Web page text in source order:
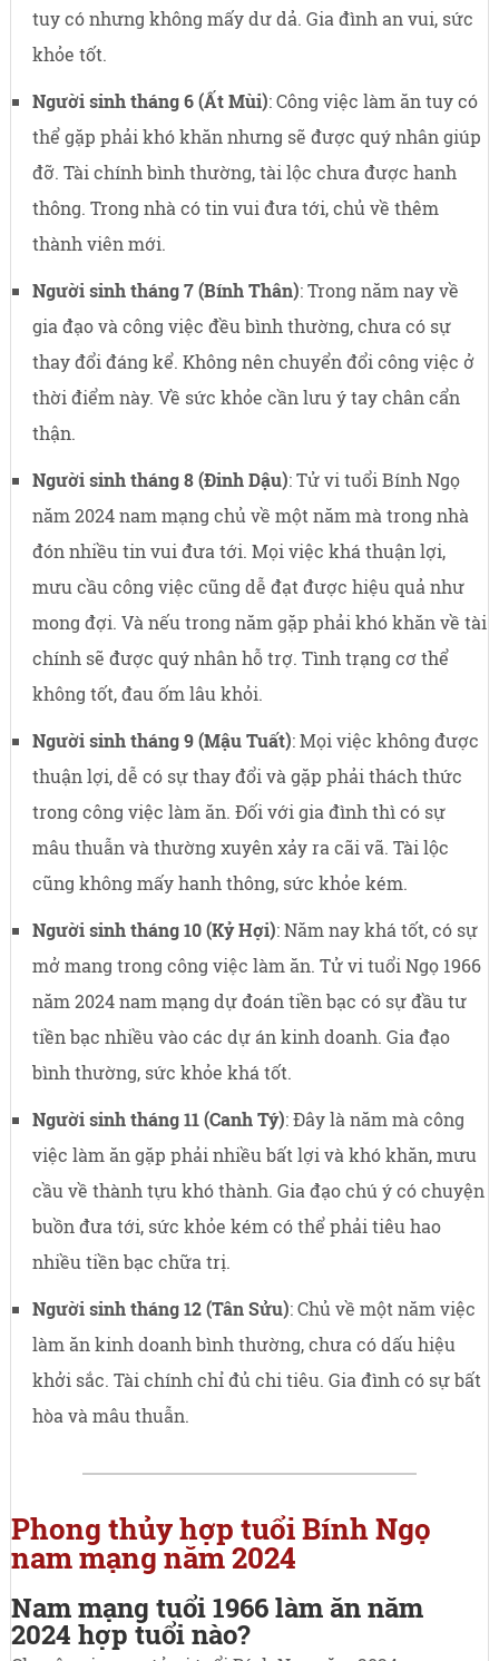
tuy có nhưng không mấy dư dả. Gia đình an vui, sức
khỏe tốt.
Người sinh tháng 6 (Ất Mùi): Công việc làm ăn tuy có
thể gặp phải khó khăn nhưng sẽ được quý nhân giúp
đỡ. Tài chính bình thường, tài lộc chưa được hanh
thông. Trong nhà có tin vui đưa tới, chủ về thêm
thành viên mới.
Người sinh tháng 7 (Bính Thân): Trong năm nay về
gia đạo và công việc đều bình thường, chưa có sự
thay đổi đáng kể. Không nên chuyển đổi công việc ở
thời điểm này. Về sức khỏe cần lưu ý tay chân cẩn
thận.
Người sinh tháng 8 (Đinh Dậu): Tử vi tuổi Bính Ngọ
năm 2024 nam mạng chủ về một năm mà trong nhà
đón nhiều tin vui đưa tới. Mọi việc khá thuận lợi,
mưu cầu công việc cũng dễ đạt được hiệu quả như
mong đợi. Và nếu trong năm gặp phải khó khăn về tài
chính sẽ được quý nhân hỗ trợ. Tình trạng cơ thể
không tốt, đau ốm lâu khỏi.
Người sinh tháng 9 (Mậu Tuất): Mọi việc không được
thuận lợi, dễ có sự thay đổi và gặp phải thách thức
trong công việc làm ăn. Đối với gia đình thì có sự
mâu thuẫn và thường xuyên xảy ra cãi vã. Tài lộc
cũng không mấy hanh thông, sức khỏe kém.
Người sinh tháng 10 (Kỷ Hợi): Năm nay khá tốt, có sự
mở mang trong công việc làm ăn. Tử vi tuổi Ngọ 1966
năm 2024 nam mạng dự đoán tiền bạc có sự đầu tư
tiền bạc nhiều vào các dự án kinh doanh. Gia đạo
bình thường, sức khỏe khá tốt.
Người sinh tháng 11 (Canh Tý): Đây là năm mà công
việc làm ăn gặp phải nhiều bất lợi và khó khăn, mưu
cầu về thành tựu khó thành. Gia đạo chú ý có chuyện
buồn đưa tới, sức khỏe kém có thể phải tiêu hao
nhiều tiền bạc chữa trị.
Người sinh tháng 12 (Tân Sửu): Chủ về một năm việc
làm ăn kinh doanh bình thường, chưa có dấu hiệu
khởi sắc. Tài chính chỉ đủ chi tiêu. Gia đình có sự bất
hòa và mâu thuẫn.
Phong thủy hợp tuổi Bính Ngọ
nam mạng năm 2024
Nam mạng tuổi 1966 làm ăn năm
2024 hợp tuổi nào?